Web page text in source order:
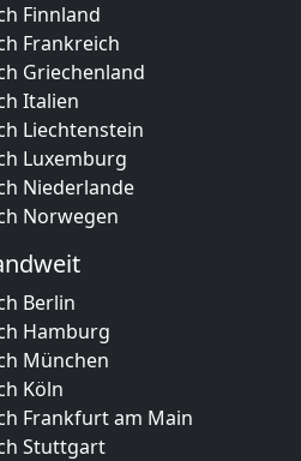
Finnland
Frankreich
Griechenland
Italien
Liechtenstein
Luxemburg
Niederlande
Norwegen
Berlin
Hamburg
München
Köln
Frankfurt am Main
Stuttgart